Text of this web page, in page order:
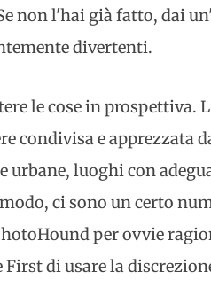
non l'hai già fatto, dai
divertenti.
le cose in prospettiva.
condivisa e apprezzata
urbane, luoghi con
ci sono un certo
per ovvie
di usare la